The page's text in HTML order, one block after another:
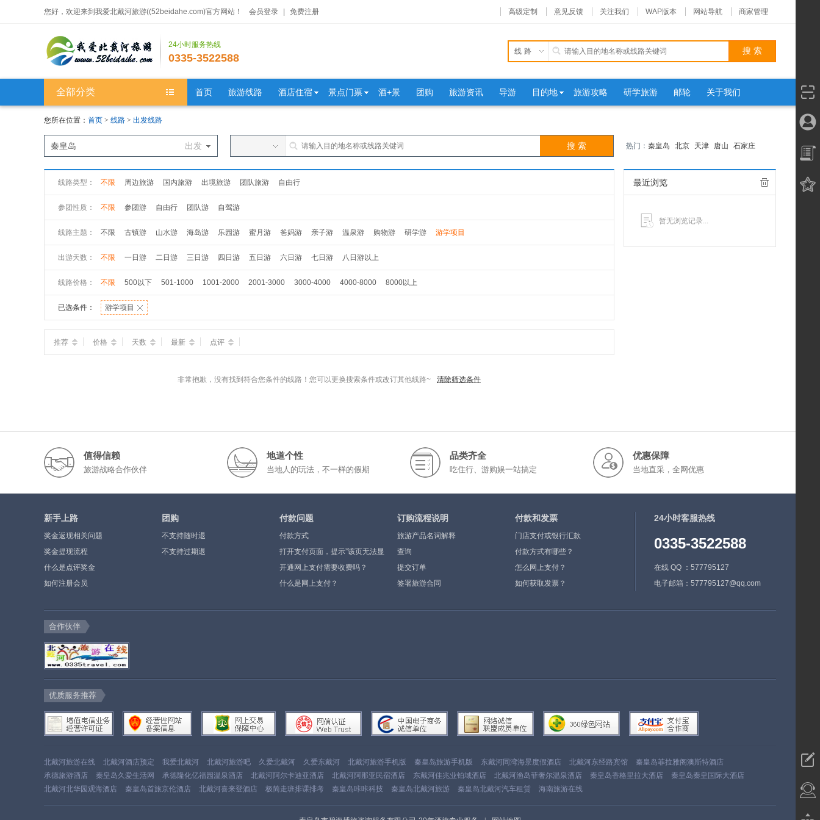
您好，欢迎来到我爱北戴河旅游((52beidahe.com)官方网站！ 会员登录 免费注册 高级定制 意见反馈 关注我们 WAP版本 网站导航 商家管理
24小时服务热线
0335-3522588
线路
全部分类 首页 旅游线路 酒店住宿 景点门票 酒+景 团购 旅游资讯 导游 目的地 旅游攻略 研学旅游 邮轮 关于我们
您所在位置： 首页 > 线路 > 出发线路
出发
秦皇岛 热门： 秦皇岛 北京 天津 唐山 石家庄
线路类型： 不限 周边旅游 国内旅游 出境旅游 团队旅游 自由行
参团性质： 不限 参团游 自由行 团队游 自驾游
线路主题： 不限 古镇游 山水游 海岛游 乐园游 蜜月游 爸妈游 亲子游 温泉游 购物游 研学游 游学项目
出游天数： 不限 一日游 二日游 三日游 四日游 五日游 六日游 七日游 八日游以上
线路价格： 不限 500以下 501-1000 1001-2000 2001-3000 3000-4000 4000-8000 8000以上
已选条件： 游学项目
推荐 价格 天数 最新 点评
非常抱歉，没有找到符合您条件的线路！您可以更换搜索条件或改订其他线路~ 清除筛选条件
最近浏览
暂无浏览记录...
值得信赖
旅游战略合作伙伴
地道个性
当地人的玩法，不一样的假期
品类齐全
吃住行、游购娱一站搞定
优惠保障
当地直采，全网优惠
新手上路
奖金返现相关问题
奖金提现流程
什么是点评奖金
如何注册会员
团购
不支持随时退
不支持过期退
付款问题
付款方式
打开支付页面，提示”该页无法显
示”或空白页，可能是什么原因？
开通网上支付需要收费吗？
什么是网上支付？
订购流程说明
旅游产品名词解释
查询
提交订单
签署旅游合同
付款和发票
门店支付或银行汇款
付款方式有哪些？
怎么网上支付？
如何获取发票？
24小时客服热线
0335-3522588
在线 QQ ：577795127
电子邮箱：577795127@qq.com
合作伙伴
优质服务推荐
北戴河旅游在线 北戴河酒店预定 我爱北戴河 北戴河旅游吧 久爱北戴河 久爱东戴河 北戴河旅游手机版 秦皇岛旅游手机版 东戴河同湾海景度假酒店 北戴河东经路宾馆
秦皇岛菲拉雅阁澳斯特酒店
承德旅游酒店
秦皇岛久爱生活网 承德隆化亿福园温泉酒店 北戴河阿尔卡迪亚酒店 北戴河阿那亚民宿酒店 东戴河佳兆业铂域酒店 北戴河渔岛菲奢尔温泉酒店 秦皇岛香格里拉大酒店
秦皇岛秦皇国际大酒店
北戴河北华园观海酒店
秦皇岛首旅京伦酒店 北戴河喜来登酒店 极简走班排课排考 秦皇岛咔咔科技 秦皇岛北戴河旅游 秦皇岛北戴河汽车租赁 海南旅游在线